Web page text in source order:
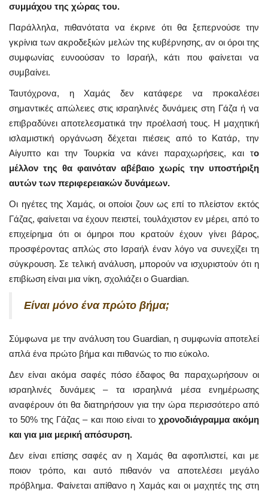
συμμάχου της χώρας του.
Παράλληλα, πιθανότατα να έκρινε ότι θα ξεπερνούσε την
γκρίνια των ακροδεξιών μελών της κυβέρνησης, αν οι όροι της
συμφωνίας ευνοούσαν το Ισραήλ, κάτι που φαίνεται να
συμβαίνει.
Ταυτόχρονα, η Χαμάς δεν κατάφερε να προκαλέσει
σημαντικές απώλειες στις ισραηλινές δυνάμεις στη Γάζα ή να
επιβραδύνει αποτελεσματικά την προέλασή τους. Η μαχητική
ισλαμιστική οργάνωση δέχεται πιέσεις από το Κατάρ, την
Αίγυπτο και την Τουρκία να κάνει παραχωρήσεις, και το
μέλλον της θα φαινόταν αβέβαιο χωρίς την υποστήριξη
αυτών των περιφερειακών δυνάμεων.
Οι ηγέτες της Χαμάς, οι οποίοι ζουν ως επί το πλείστον εκτός
Γάζας, φαίνεται να έχουν πειστεί, τουλάχιστον εν μέρει, από το
επιχείρημα ότι οι όμηροι που κρατούν έχουν γίνει βάρος,
προσφέροντας απλώς στο Ισραήλ έναν λόγο να συνεχίζει τη
σύγκρουση. Σε τελική ανάλυση, μπορούν να ισχυριστούν ότι η
επιβίωση είναι μια νίκη, σχολιάζει ο Guardian.
Είναι μόνο ένα πρώτο βήμα;
Σύμφωνα με την ανάλυση του Guardian, η συμφωνία αποτελεί
απλά ένα πρώτο βήμα και πιθανώς το πιο εύκολο.
Δεν είναι ακόμα σαφές πόσο έδαφος θα παραχωρήσουν οι
ισραηλινές δυνάμεις – τα ισραηλινά μέσα ενημέρωσης
αναφέρουν ότι θα διατηρήσουν για την ώρα περισσότερο από
το 50% της Γάζας – και ποιο είναι το χρονοδιάγραμμα ακόμη
και για μια μερική απόσυρση.
Δεν είναι επίσης σαφές αν η Χαμάς θα αφοπλιστεί, και με
ποιον τρόπο, και αυτό πιθανόν να αποτελέσει μεγάλο
πρόβλημα. Φαίνεται απίθανο η Χαμάς και οι μαχητές της στη